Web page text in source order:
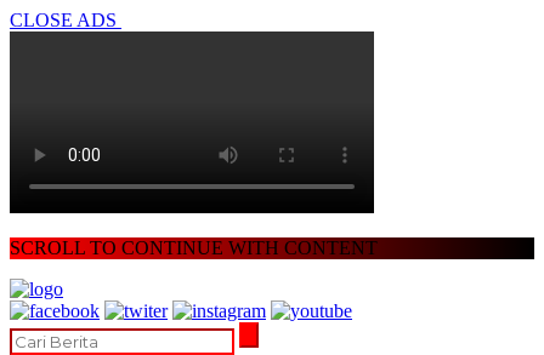
CLOSE ADS
SCROLL TO CONTINUE WITH CONTENT